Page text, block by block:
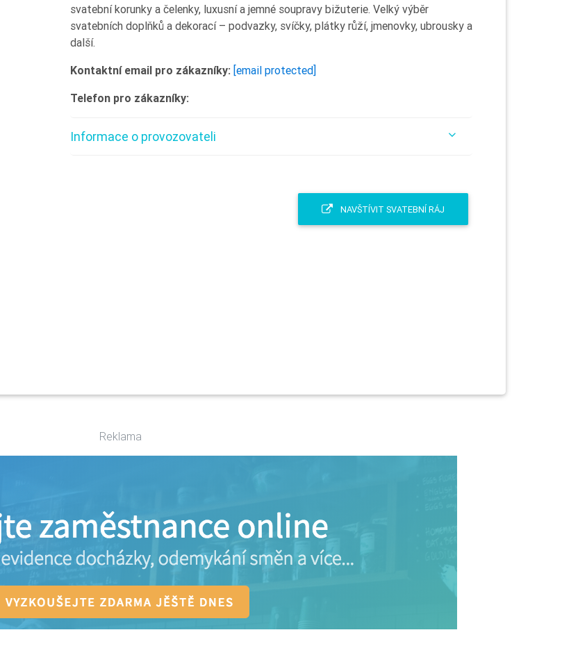
svatební korunky a čelenky, luxusní a jemné soupravy bižuterie. Velký výběr
svatebních doplňků a dekorací – podvazky, svíčky, plátky růží, jmenovky, ubrousky a
další.
Kontaktní email pro zákazníky: [email protected]
Telefon pro zákazníky:
Informace o provozovateli
NAVŠTÍVIT SVATEBNÍ RÁJ
Reklama